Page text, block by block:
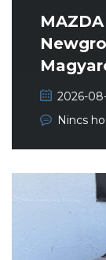
2026-
Nincs